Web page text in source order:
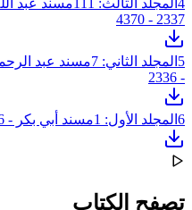
4
2337 - 4370
5
- 2336
6 المجلد الأول: 1مسند أبي بكر - 6مسند سعد بن أبي وقاص * 1 - 831
تصفح الكتاب